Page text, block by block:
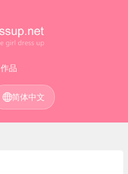
作品
简体中文